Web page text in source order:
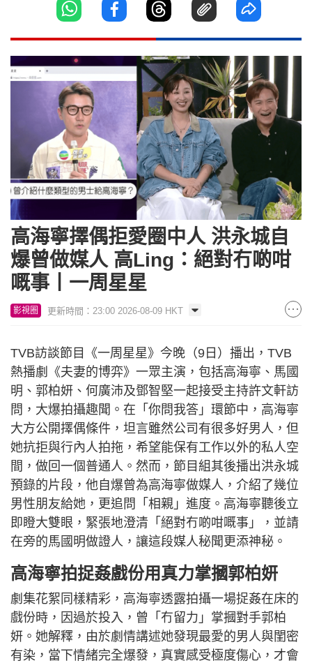
高海寧擇偶拒愛圈中人 洪永城自
爆曾做媒人 高Ling：絕對冇啲咁
嘅事丨一周星星
影視圈 更新時間：23:00 2026-08-09 HKT
TVB訪談節目《一周星星》今晚（9日）播出，TVB
熱播劇《夫妻的博弈》一眾主演，包括高海寧、馬國
明、郭柏妍、何廣沛及鄧智堅一起接受主持許文軒訪
問，大爆拍攝趣聞。在「你問我答」環節中，高海寧
大方公開擇偶條件，坦言雖然公司有很多好男人，但
她抗拒與行內人拍拖，希望能保有工作以外的私人空
間，做回一個普通人。然而，節目組其後播出洪永城
預錄的片段，他自爆曾為高海寧做媒人，介紹了幾位
男性朋友給她，更追問「相親」進度。高海寧聽後立
即瞪大雙眼，緊張地澄清「絕對冇啲咁嘅事」，並請
在旁的馬國明做證人，讓這段媒人秘聞更添神秘。
高海寧拍捉姦戲份用真力掌摑郭柏妍
劇集花絮同樣精彩，高海寧透露拍攝一場捉姦在床的
戲份時，因過於投入，曾「冇留力」掌摑對手郭柏
妍。她解釋，由於劇情講述她發現最愛的男人與閨密
有染，當下情緒完全爆發，真實感受極度傷心，才會